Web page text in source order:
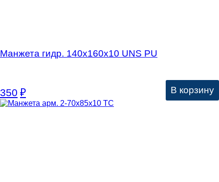
Манжета гидр. 140х160х10 UNS PU
350 ₽ В корзину